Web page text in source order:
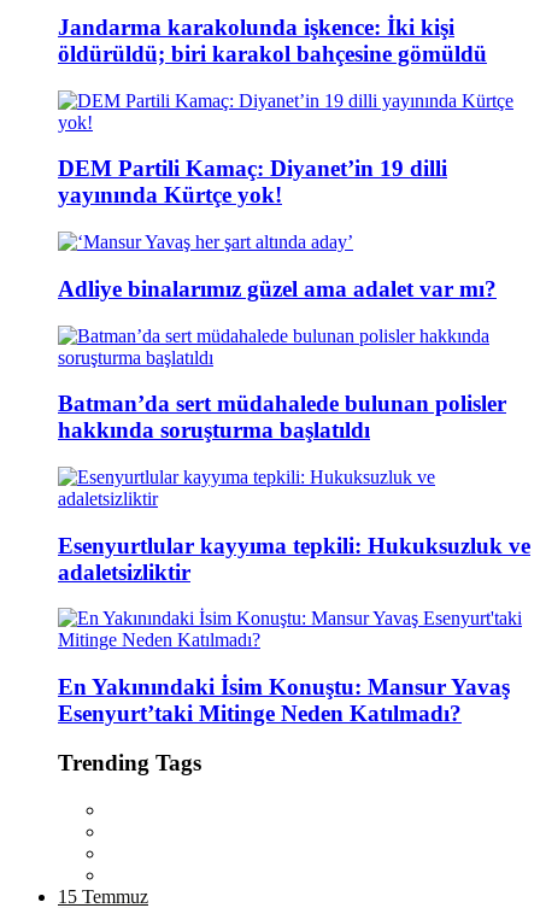
Jandarma karakolunda işkence: İki kişi
öldürüldü; biri karakol bahçesine gömüldü
DEM Partili Kamaç: Diyanet’in 19 dilli
yayınında Kürtçe yok!
Adliye binalarımız güzel ama adalet var mı?
Batman’da sert müdahalede bulunan polisler
hakkında soruşturma başlatıldı
Esenyurtlular kayyıma tepkili: Hukuksuzluk ve
adaletsizliktir
En Yakınındaki İsim Konuştu: Mansur Yavaş
Esenyurt’taki Mitinge Neden Katılmadı?
Trending Tags
15 Temmuz